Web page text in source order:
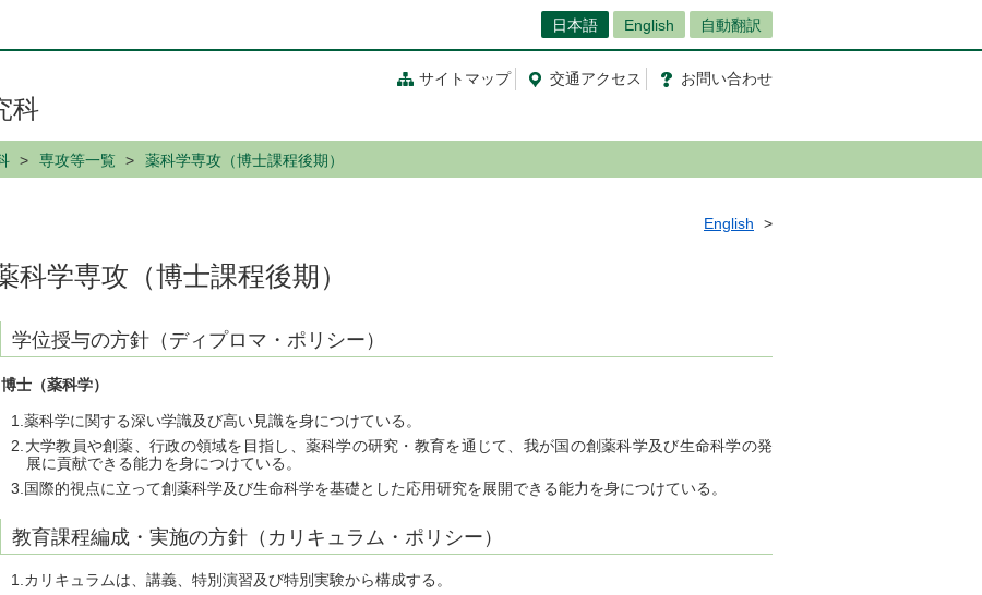
日本語 English 自動翻訳
サイトマップ 交通アクセス お問い合わせ
科
専攻等一覧 薬科学専攻（博士課程後期）
English
科学専攻（博士課程後期）
学位授与の方針（ディプロマ・ポリシー）
博士（薬科学）
薬科学に関する深い学識及び高い見識を身につけている。
大学教員や創薬、行政の領域を目指し、薬科学の研究・教育を通じて、我が国の創薬科学及び生命科学の発
展に貢献できる能力を身につけている。
国際的視点に立って創薬科学及び生命科学を基礎とした応用研究を展開できる能力を身につけている。
教育課程編成・実施の方針（カリキュラム・ポリシー）
カリキュラムは、講義、特別演習及び特別実験から構成する。